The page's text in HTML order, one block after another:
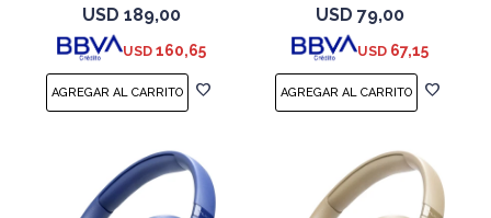
Negro
USD 189,00
USD 160,65
USD 79,00
USD 67,15